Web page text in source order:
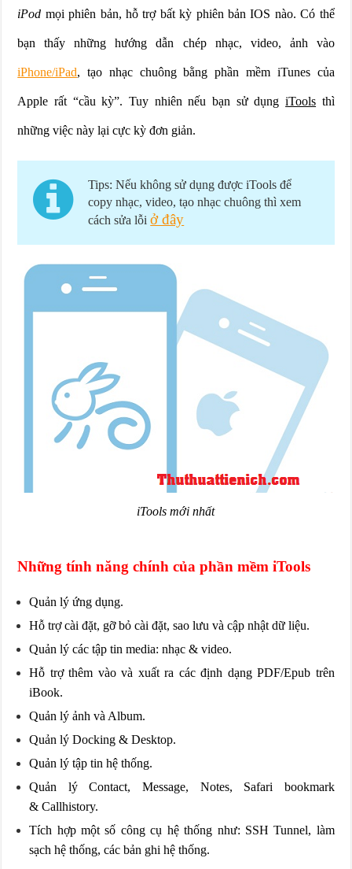
iPod mọi phiên bản, hỗ trợ bất kỳ phiên bản IOS nào. Có thể
bạn thấy những hướng dẫn chép nhạc, video, ảnh vào
iPhone/iPad, tạo nhạc chuông bằng phần mềm iTunes của
Apple rất “cầu kỳ”. Tuy nhiên nếu bạn sử dụngiTools thì
những việc này lại cực kỳ đơn giản.
Tips: Nếu không sử dụng được iTools để
copy nhạc, video, tạo nhạc chuông thì xem
cách sửa lỗiở đây
iTools mới nhất
Những tính năng chính của phần mềm iTools
Quản lý ứng dụng.
Hỗ trợ cài đặt, gỡ bỏ cài đặt, sao lưu và cập nhật dữ liệu.
Quản lý các tập tin media: nhạc & video.
Hỗ trợ thêm vào và xuất ra các định dạng PDF/Epub trên
iBook.
Quản lý ảnh và Album.
Quản lý Docking & Desktop.
Quản lý tập tin hệ thống.
Quản lý Contact, Message, Notes, Safari bookmark
& Callhistory.
Tích hợp một số công cụ hệ thống như: SSH Tunnel, làm
sạch hệ thống, các bản ghi hệ thống.